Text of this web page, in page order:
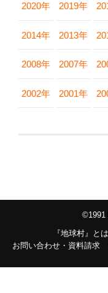
2020年 2019年
2014年 2013年
2008年 2007年
2002年 2001年
©1991
『地球村』とは
お問い合わせ・資料請求